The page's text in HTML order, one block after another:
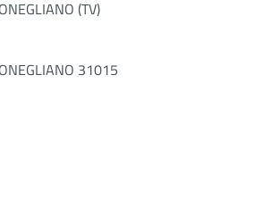
(TV)
31015